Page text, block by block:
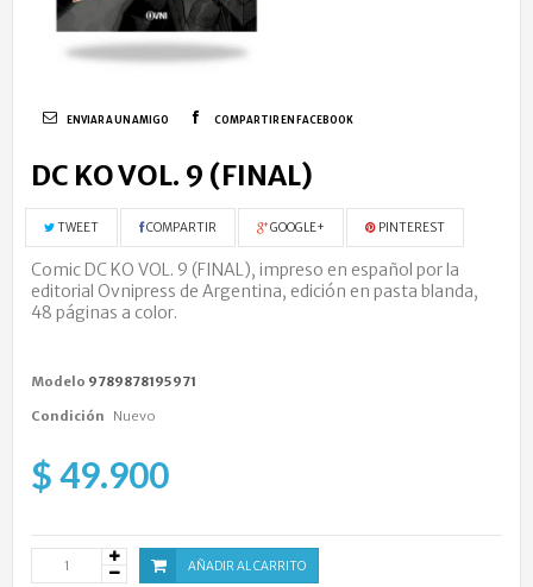
ENVIAR A UN AMIGO COMPARTIR EN FACEBOOK
DC KO VOL. 9 (FINAL)
TWEET COMPARTIR GOOGLE+ PINTEREST
Comic DC KO VOL. 9 (FINAL), impreso en español por la
editorial Ovnipress de Argentina, edición en pasta blanda,
48 páginas a color.
Modelo 9789878195971
Condición Nuevo
$ 49.900
AÑADIR AL CARRITO